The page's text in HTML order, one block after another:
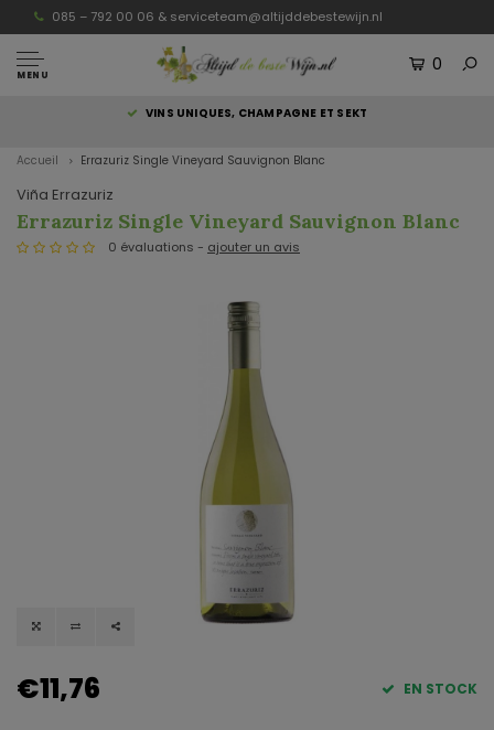
085 – 792 00 06 & serviceteam@altijddebestewijn.nl
MENU
0
VINS UNIQUES, CHAMPAGNE ET SEKT
Accueil Errazuriz Single Vineyard Sauvignon Blanc
Viña Errazuriz
Errazuriz Single Vineyard Sauvignon Blanc
0 évaluations - ajouter un avis
€11,76 EN STOCK